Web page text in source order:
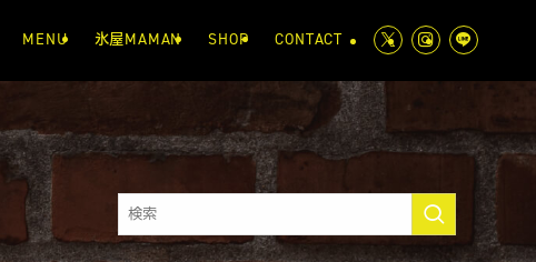
MENU 氷屋MAMAN SHOP CONTACT